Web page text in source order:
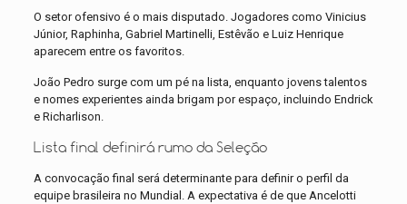
O setor ofensivo é o mais disputado. Jogadores como Vinicius
Júnior, Raphinha, Gabriel Martinelli, Estêvão e Luiz Henrique
aparecem entre os favoritos.
João Pedro surge com um pé na lista, enquanto jovens talentos
e nomes experientes ainda brigam por espaço, incluindo Endrick
e Richarlison.
Lista final definirá rumo da Seleção
A convocação final será determinante para definir o perfil da
equipe brasileira no Mundial. A expectativa é de que Ancelotti